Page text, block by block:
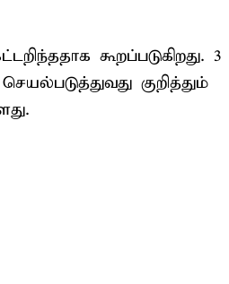
கூறப்படுகிறது. 3
குறித்தும்